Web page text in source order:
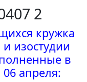
2
кружка
изостудии
в
апреля: